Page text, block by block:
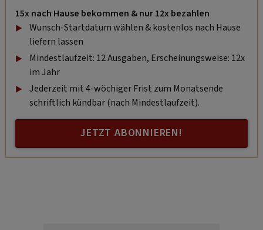
15x nach Hause bekommen & nur 12x bezahlen
Wunsch-Startdatum wählen & kostenlos nach Hause
liefern lassen
Mindestlaufzeit: 12 Ausgaben, Erscheinungsweise: 12x
im Jahr
Jederzeit mit 4-wöchiger Frist zum Monatsende
schriftlich kündbar (nach Mindestlaufzeit).
JETZT ABONNIEREN!